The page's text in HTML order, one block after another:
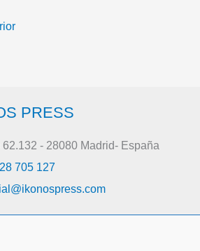
PRESS
62.132 - 28080 Madrid- España
705 127